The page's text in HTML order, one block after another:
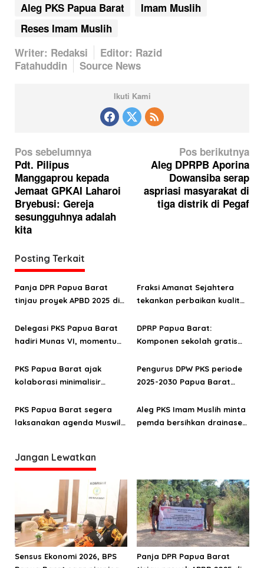
Aleg PKS Papua Barat
Imam Muslih
Reses Imam Muslih
Writer: Redaksi
Editor: Razid
Fatahuddin
Source News
Ikuti Kami
N
a
v
i
g
a
s
i
p
o
s
Pos sebelumnya
Pdt. Pilipus
Manggaprou kepada
Jemaat GPKAI Laharoi
Bryebusi: Gereja
sesungguhnya adalah
kita
Pos berikutnya
Aleg DPRPB Aporina
Dowansiba serap
aspriasi masyarakat di
tiga distrik di Pegaf
Posting Terkait
Panja DPR Papua Barat
tinjau proyek APBD 2025 di
Bintuni
Fraksi Amanat Sejahtera
tekankan perbaikan kualitas
PAD di APBD 2026 Papua
Barat
Delegasi PKS Papua Barat
hadiri Munas VI, momentum
DPRP Papua Barat:
Komponen sekolah gratis
tidak turun
PKS Papua Barat ajak
kolaborasi minimalisir
politisi
Pengurus DPW PKS periode
2025-2030 Papua Barat
PKS Papua Barat segera
laksanakan agenda Muswil
Aleg PKS Imam Muslih minta
pemda bersihkan drainase
Jangan Lewatkan
Sensus Ekonomi 2026, BPS
Panja DPR Papua Barat